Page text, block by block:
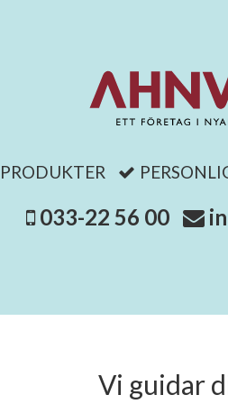
033-22 56 00
Vi guidar